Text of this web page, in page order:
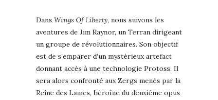
Dans Wings Of Liberty, nous suivons les
aventures de Jim Raynor, un Terran dirigeant
un groupe de révolutionnaires. Son objectif
est de s’emparer d’un mystérieux artefact
donnant accès à une technologie Protoss. Il
sera alors confronté aux Zergs menés par la
Reine des Lames, héroïne du deuxième opus